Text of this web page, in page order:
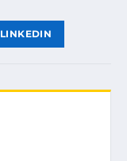
LINKEDIN